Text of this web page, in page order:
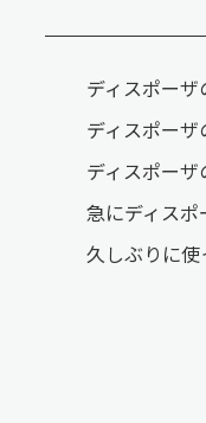
ディスポー
ディスポーザ
ディスポー
急にディスポ
久しぶりに使